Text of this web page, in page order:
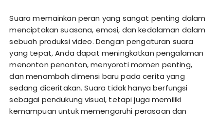
Suara memainkan peran yang sangat penting dalam
menciptakan suasana, emosi, dan kedalaman dalam
sebuah produksi video. Dengan pengaturan suara
yang tepat, Anda dapat meningkatkan pengalaman
menonton penonton, menyoroti momen penting,
dan menambah dimensi baru pada cerita yang
sedang diceritakan. Suara tidak hanya berfungsi
sebagai pendukung visual, tetapi juga memiliki
kemampuan untuk memengaruhi perasaan dan